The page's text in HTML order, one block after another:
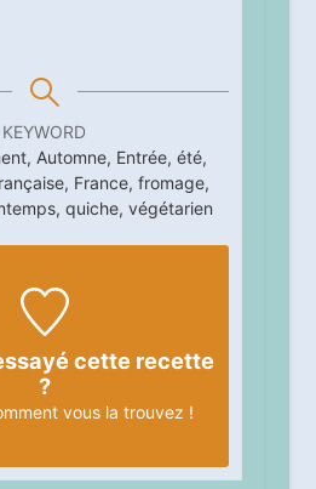
KEYWORD
Automne, Entrée, été,
France, fromage,
quiche, végétarien
cette recette
?
vous la trouvez !